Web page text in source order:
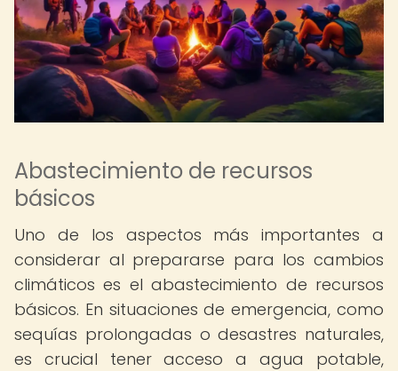
Abastecimiento de recursos
básicos
Uno de los aspectos más importantes a
considerar al prepararse para los cambios
climáticos es el abastecimiento de recursos
básicos. En situaciones de emergencia, como
sequías prolongadas o desastres naturales,
es crucial tener acceso a agua potable,